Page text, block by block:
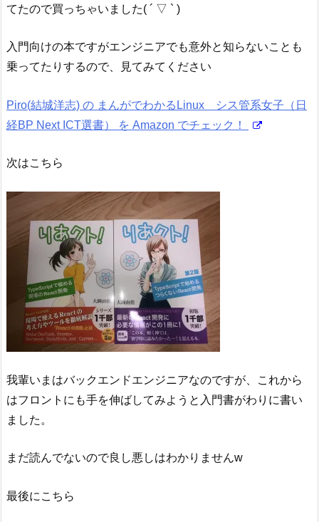
てたので買っちゃいました( ´ ▽ ` )
入門向けの本ですがエンジニアでも意外と知らないことも
乗ってたりするので、見てみてください
Piro(結城洋志) の まんがでわかるLinux シス管系女子（日
経BP Next ICT選書） を Amazon でチェック！
次はこちら
我輩いまはバックエンドエンジニアなのですが、これから
はフロントにも手を伸ばしてみようと入門書がわりに書い
ました。
まだ読んでないので良し悪しはわかりませんw
最後にこちら